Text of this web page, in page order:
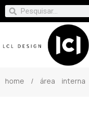
home / área interna